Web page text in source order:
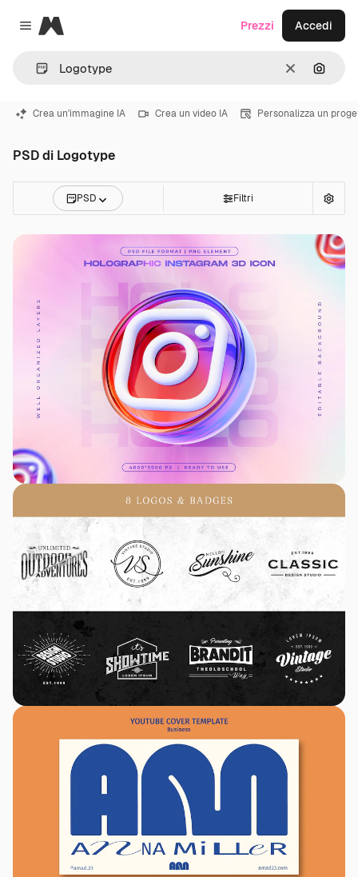
Close menu
Magnific
CancellaCerca
Prezzi Accedi
Crea un'immagine IA Crea un video IA Personalizza un
PSD di Logotype
PSD Filtri